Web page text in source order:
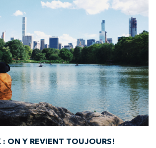
: ON Y REVIENT TOUJOURS!